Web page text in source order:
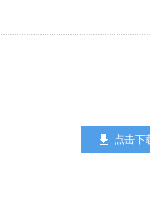
点击下